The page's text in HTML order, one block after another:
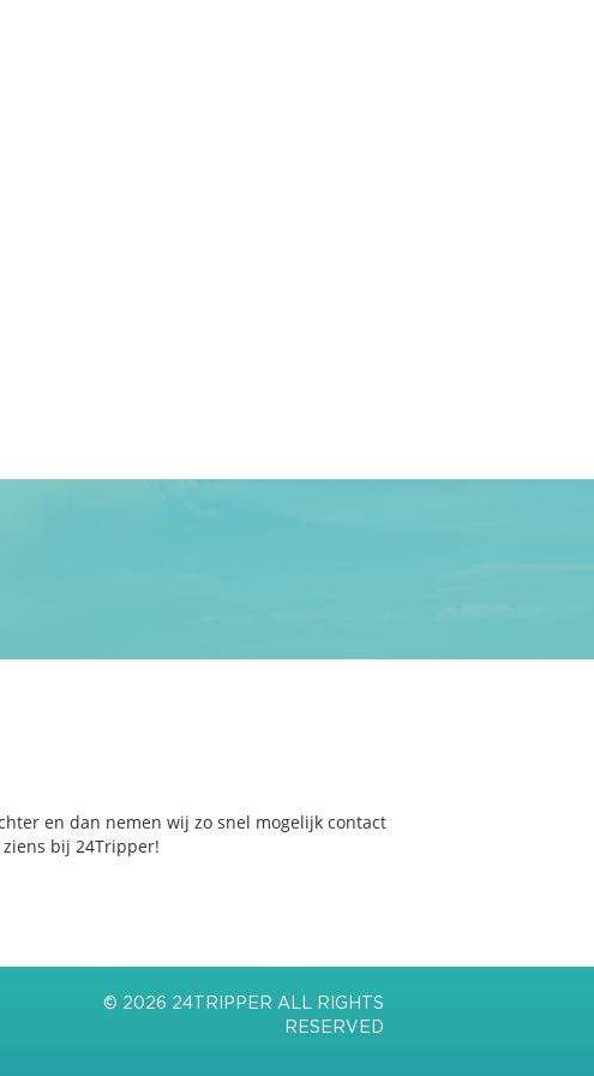
en dan nemen wij zo snel mogelijk contact
bij 24Tripper!
© 2026 24TRIPPER ALL RIGHTS
RESERVED